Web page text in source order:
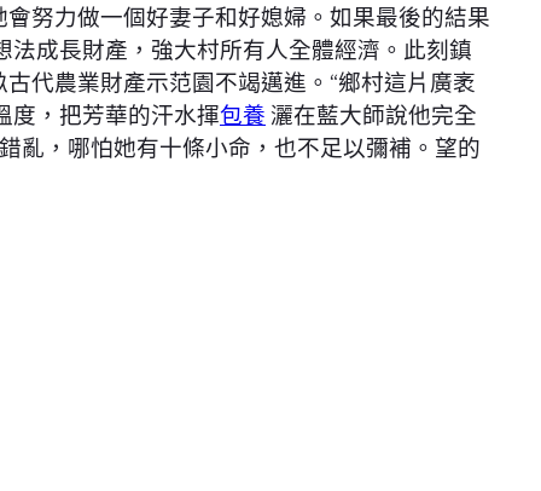
努力做一個好妻子和好媳婦。如果最後的結果
法成長財產，強大村所有人全體經濟。此刻鎮
代農業財產示范園不竭邁進。“鄉村這片廣袤
度，把芳華的汗水揮包養灑在藍大師說他完全
亂，哪怕她有十條小命，也不足以彌補。望的